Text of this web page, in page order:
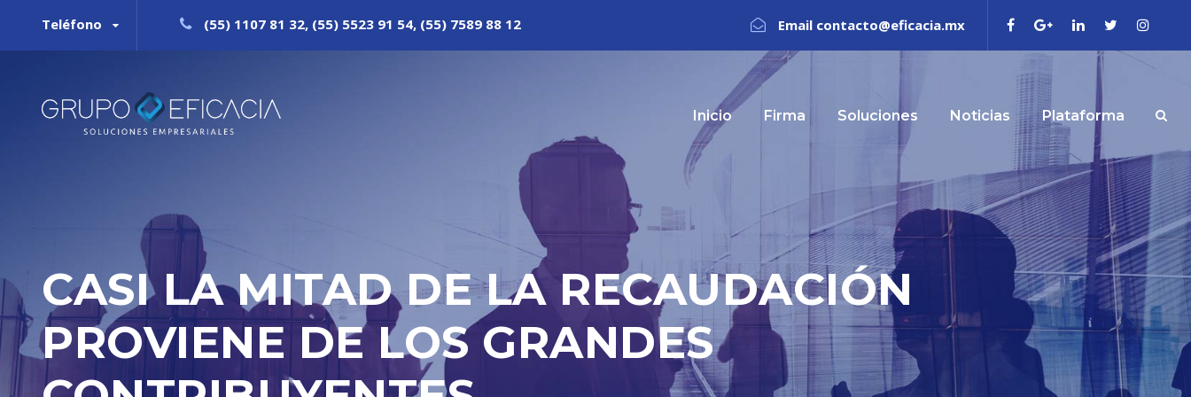
Teléfono (55) 1107 81 32, (55) 5523 91 54, (55) 7589 88 12 Email contacto@eficacia.mx
Inicio Firma Soluciones Noticias Plataforma
CASI LA MITAD DE LA RECAUDACIÓN
PROVIENE DE LOS GRANDES